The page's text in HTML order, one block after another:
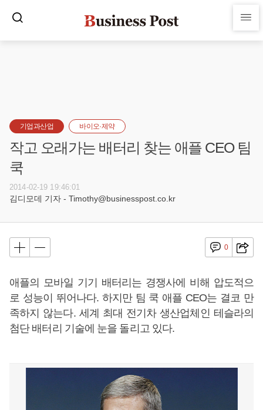
기업과산업 바이오·제약
작고 오래가는 배터리 찾는 애플 CEO 팀
쿡
2014-02-19 19:46:01
김디모데 기자 - Timothy@businesspost.co.kr
0
애플의 모바일 기기 배터리는 경쟁사에 비해 압도적으
로 성능이 뛰어나다. 하지만 팀 쿡 애플 CEO는 결코 만
족하지 않는다. 세계 최대 전기차 생산업체인 테슬라의
첨단 배터리 기술에 눈을 돌리고 있다.